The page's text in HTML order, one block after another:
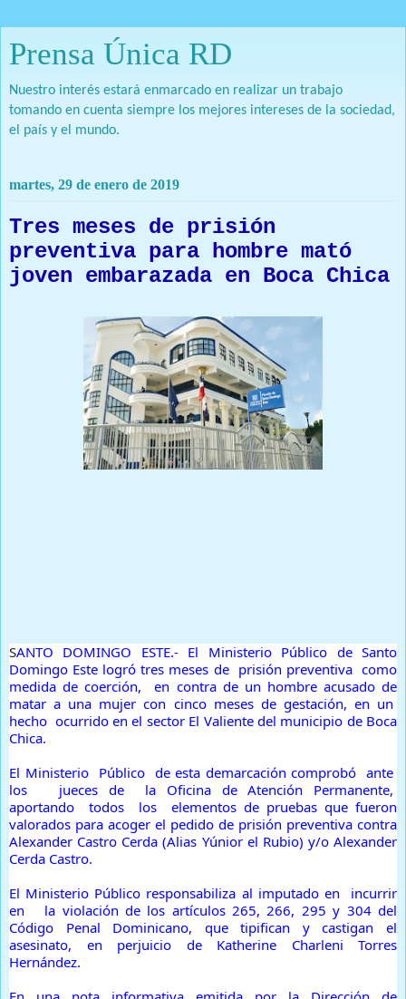
Prensa Única RD
Nuestro interés estará enmarcado en realizar un trabajo
tomando en cuenta siempre los mejores intereses de la sociedad,
el país y el mundo.
martes, 29 de enero de 2019
Tres meses de prisión
preventiva para hombre mató
joven embarazada en Boca Chica
SANTO DOMINGO ESTE.- El Ministerio Público de Santo
Domingo Este logró tres meses de prisión preventiva como
medida de coerción, en contra de un hombre acusado de
matar a una mujer con cinco meses de gestación, en un
hecho ocurrido en el sector El Valiente del municipio de Boca
Chica.
El Ministerio Público de esta demarcación comprobó ante
los jueces de la Oficina de Atención Permanente,
aportando todos los elementos de pruebas que fueron
valorados para acoger el pedido de prisión preventiva contra
Alexander Castro Cerda (Alias Yúnior el Rubio) y/o Alexander
Cerda Castro.
El Ministerio Público responsabiliza al imputado en incurrir
en la violación de los artículos 265, 266, 295 y 304 del
Código Penal Dominicano, que tipifican y castigan el
asesinato, en perjuicio de Katherine Charleni Torres
Hernández.